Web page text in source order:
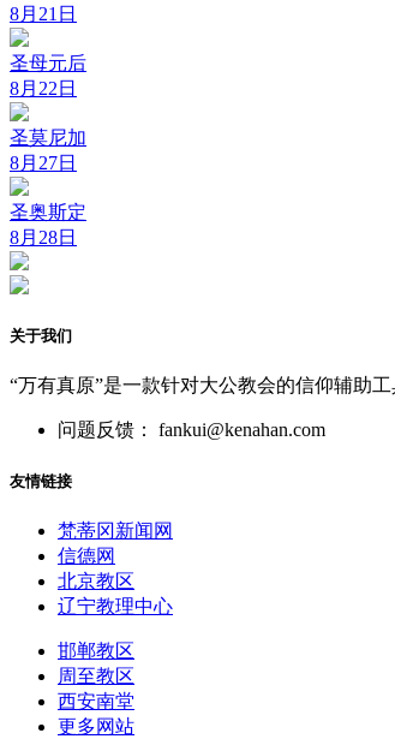
8月21日
圣母元后
8月22日
圣莫尼加
8月27日
圣奥斯定
8月28日
关于我们
“万有真原”是一款针对大公教会的信仰辅助
问题反馈： fankui@kenahan.com
友情链接
梵蒂冈新闻网
信德网
北京教区
辽宁教理中心
邯郸教区
周至教区
西安南堂
更多网站